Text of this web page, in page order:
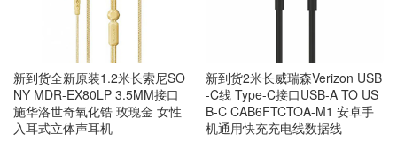
新到货全新原装1.2米长索尼SO
NY MDR-EX80LP 3.5MM接口
施华洛世奇氧化锆 玫瑰金 女性
入耳式立体声耳机
新到货2米长威瑞森Verizon USB
-C线 Type-C接口USB-A TO US
B-C CAB6FTCTOA-M1 安卓手
机通用快充充电线数据线